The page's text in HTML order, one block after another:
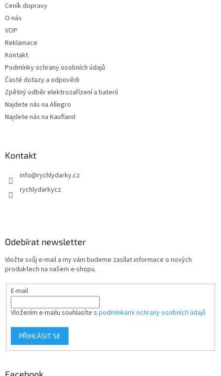
s
Ceník dopravy
O nás
VOP
Reklamace
Kontakt
Podmínky ochrany osobních údajů
Časté dotazy a odpovědi
Zpětný odběr elektrozařízení a baterií
Najdete nás na Allegro
Najdete nás na Kaufland
Kontakt
info@rychlydarky.cz
rychlydarkycz
Odebírat newsletter
Vložte svůj e-mail a my vám budeme zasílat informace o nových
produktech na našem e-shopu.
E-mail
Vložením e-mailu souhlasíte s podmínkami ochrany osobních údajů
PŘIHLÁSIT SE